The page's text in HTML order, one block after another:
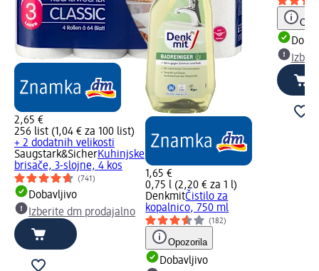
2,65 €
256 list (1,04 € za 100 list)
+ 2 dodatnih velikosti
Saugstark&SicherKuhinjske
brisače, 3-slojne, 4 kos
(741)
Dobavljivo
Izberite dm prodajalno
1,65 €
0,75 l (2,20 € za 1 l)
DenkmitČistilo za
kopalnico, 750 ml
(182)
Opozorila
Dobavljivo